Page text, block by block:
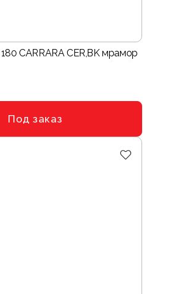
CARRARA CER,BK мрамор
Под заказ